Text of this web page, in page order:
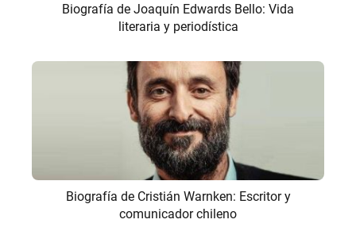
Biografía de Joaquín Edwards Bello: Vida
literaria y periodística
Biografía de Cristián Warnken: Escritor y
comunicador chileno